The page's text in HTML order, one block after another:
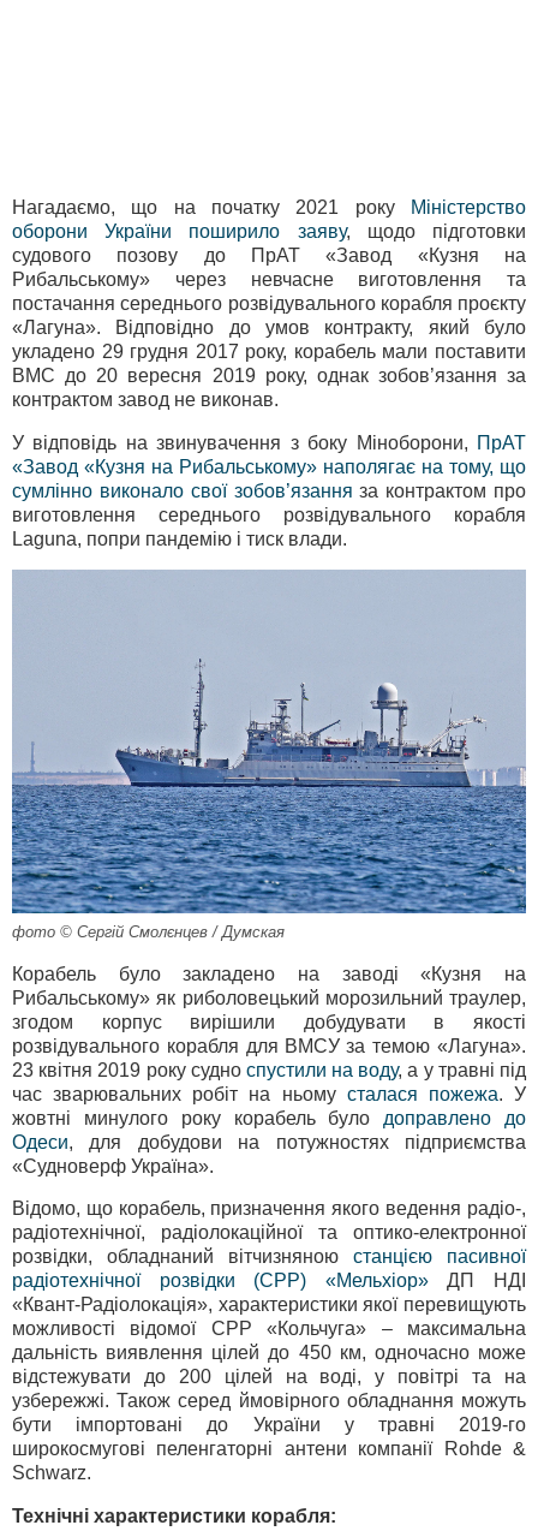
Нагадаємо, що на початку 2021 року
Міністерство
оборони України поширило заяву, щодо підготовки
судового позову до ПрАТ «Завод «Кузня на
Рибальському» через невчасне виготовлення та
постачання середнього розвідувального корабля проєкту
«Лагуна». Відповідно до умов контракту, який було
укладено 29 грудня 2017 року, корабель мали поставити
ВМС до 20 вересня 2019 року, однак зобов’язання за
контрактом завод не виконав.
У відповідь на звинувачення з боку Міноборони, ПрАТ
«Завод «Кузня на Рибальському» наполягає на тому, що
сумлінно виконало свої зобов’язання за контрактом про
виготовлення середнього розвідувального корабля
Laguna, попри пандемію і тиск влади.
фото © Сергій Смолєнцев / Думская
Корабель було закладено на заводі «Кузня на
Рибальському» як риболовецький морозильний траулер,
згодом корпус вирішили добудувати в якості
розвідувального корабля для ВМСУ за темою «Лагуна».
23 квітня 2019 року судно спустили на воду, а у травні під
час зварювальних робіт на ньому сталася пожежа. У
жовтні минулого року корабель було доправлено до
Одеси, для добудови на потужностях підприємства
«Судноверф Україна».
Відомо, що корабель, призначення якого ведення радіо-,
радіотехнічної, радіолокаційної та оптико-електронної
розвідки, обладнаний вітчизняною станцією пасивної
радіотехнічної розвідки (СРР) «Мельхіор»ДП НДІ
«Квант-Радіолокація», характеристики якої перевищують
можливості відомої СРР «Кольчуга» – максимальна
дальність виявлення цілей до 450 км, одночасно може
відстежувати до 200 цілей на воді, у повітрі та на
узбережжі. Також серед ймовірного обладнання можуть
бути імпортовані до України у травні 2019-го
широкосмугові пеленгаторні антени компанії Rohde &
Schwarz.
Технічні характеристики корабля: